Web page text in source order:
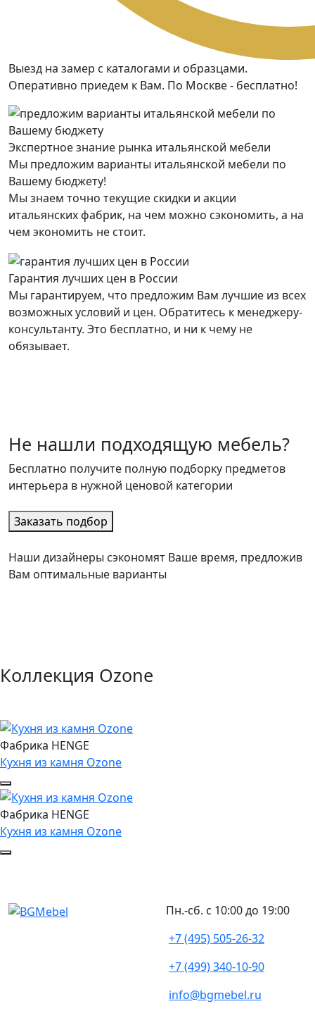
Выезд на замер с каталогами и образцами.
Оперативно приедем к Вам. По Москве - бесплатно!
Экспертное знание рынка итальянской мебели
Мы предложим варианты итальянской мебели по
Вашему бюджету!
Мы знаем точно текущие скидки и акции
итальянских фабрик, на чем можно сэкономить, а на
чем экономить не стоит.
Гарантия лучших цен в России
Мы гарантируем, что предложим Вам лучшие из всех
возможных условий и цен. Обратитесь к менеджеру-
консультанту. Это бесплатно, и ни к чему не
обязывает.
Не нашли подходящую мебель?
Бесплатно получите полную подборку предметов
интерьера в нужной ценовой категории
Заказать подбор
Наши дизайнеры сэкономят Ваше время, предложив
Вам оптимальные варианты
Коллекция Ozone
Фабрика HENGE
Кухня из камня Ozone
Фабрика HENGE
Кухня из камня Ozone
Пн.-сб. с 10:00 до 19:00
+7 (495) 505-26-32
+7 (499) 340-10-90
info@bgmebel.ru